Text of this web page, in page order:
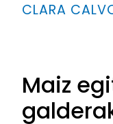
CLARA
Maiz